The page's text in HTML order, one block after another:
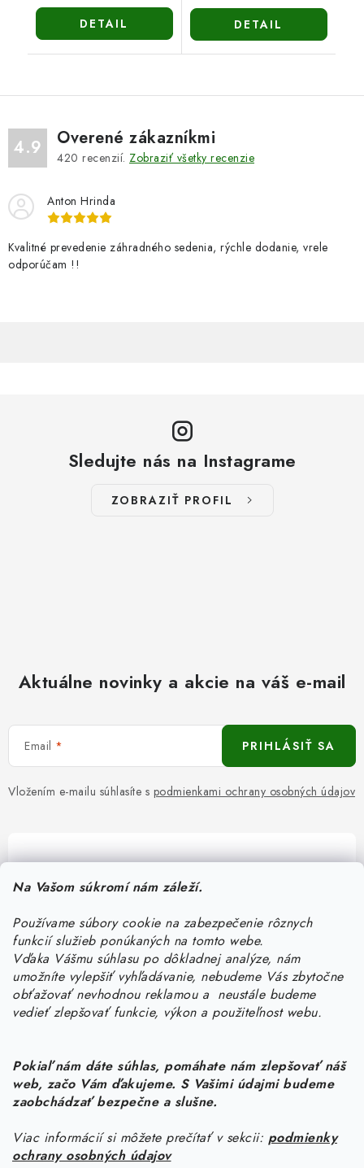
Na Vašom súkromí nám záleží.
Používame súbory cookie na zabezpečenie rôznych
funkcií služieb ponúkaných na tomto webe.
Vďaka Vášmu súhlasu po dôkladnej analýze, nám
umožníte vylepšiť vyhľadávanie, nebudeme Vás zbytočne
obťažovať nevhodnou reklamou a neustále budeme
vedieť zlepšovať funkcie, výkon a použiteľnost webu.
Pokiaľ nám dáte súhlas, pomáhate nám zlepšovať náš
web, začo Vám ďakujeme. S Vašimi údajmi budeme
zaobchádzať bezpečne a slušne.
Viac informácií si môžete prečítať v sekcii: podmienky
ochrany osobných údajov
DETAIL DETAIL
4.9 Overené zákazníkmi
420 recenzií. Zobraziť všetky recenzie
Anton Hrinda
Kvalitné prevedenie záhradného sedenia, rýchle dodanie, vrele
odporúčam !!
Sledujte nás na Instagrame
ZOBRAZIŤ PROFIL
Aktuálne novinky a akcie na váš e-mail
Email
Vložením e-mailu súhlasíte s podmienkami ochrany osobných údajov
PRIHLÁSIŤ SA
Pomôžeme vám s výberom
Potrebujete s niečím poradiť? Sme tu pre vás!
objednavky@kurin.sk
0950456469
Informácie pre vás